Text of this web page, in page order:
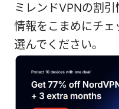
ミレンドVPNの割
情報をこまめにチェ
選んでください。